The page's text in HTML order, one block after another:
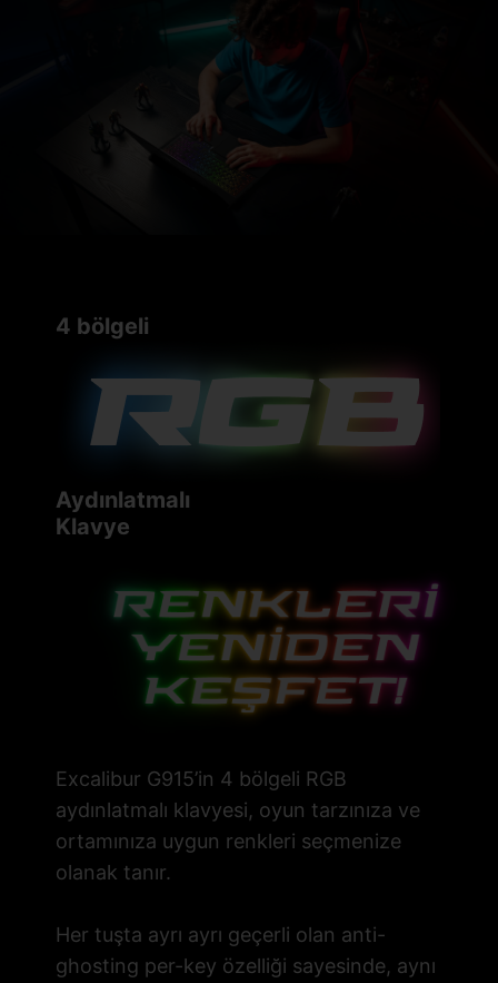
4 bölgeli
Aydınlatmalı
Klavye
Excalibur G915’in 4 bölgeli RGB
aydınlatmalı klavyesi, oyun tarzınıza ve
ortamınıza uygun renkleri seçmenize
olanak tanır.
Her tuşta ayrı ayrı geçerli olan anti-
ghosting per-key özelliği sayesinde, aynı